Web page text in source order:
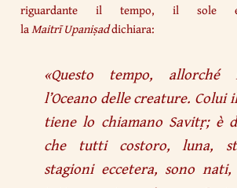
riguardante il tempo, il sole
laMaitrī Upaniṣaddichiara:
«Questo tempo, allorché
l’Oceano delle creature. Colui
tiene lo chiamano Savitṛ; è
che tutti costoro, luna,
stagioni eccetera, sono